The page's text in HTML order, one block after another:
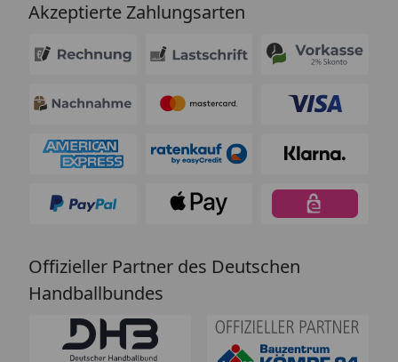
Akzeptierte Zahlungsarten
Offizieller Partner des Deutschen
Handballbundes